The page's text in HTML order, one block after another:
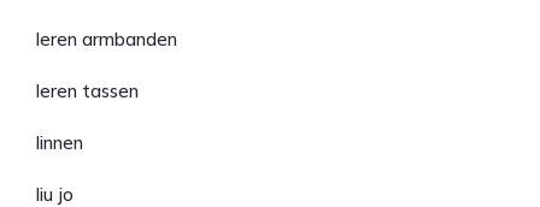
leren armbanden
leren tassen
linnen
liu jo